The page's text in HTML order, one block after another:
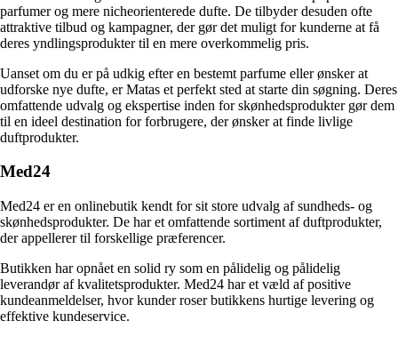
parfumer og mere nicheorienterede dufte. De tilbyder desuden ofte
attraktive tilbud og kampagner, der gør det muligt for kunderne at få
deres yndlingsprodukter til en mere overkommelig pris.
Uanset om du er på udkig efter en bestemt parfume eller ønsker at
udforske nye dufte, er Matas et perfekt sted at starte din søgning. Deres
omfattende udvalg og ekspertise inden for skønhedsprodukter gør dem
til en ideel destination for forbrugere, der ønsker at finde livlige
duftprodukter.
Med24
Med24 er en onlinebutik kendt for sit store udvalg af sundheds- og
skønhedsprodukter. De har et omfattende sortiment af duftprodukter,
der appellerer til forskellige præferencer.
Butikken har opnået en solid ry som en pålidelig og pålidelig
leverandør af kvalitetsprodukter. Med24 har et væld af positive
kundeanmeldelser, hvor kunder roser butikkens hurtige levering og
effektive kundeservice.